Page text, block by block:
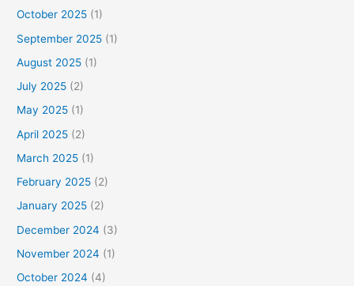
October 2025 (1)
September 2025 (1)
August 2025 (1)
July 2025 (2)
May 2025 (1)
April 2025 (2)
March 2025 (1)
February 2025 (2)
January 2025 (2)
December 2024 (3)
November 2024 (1)
October 2024 (4)